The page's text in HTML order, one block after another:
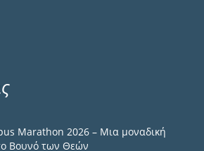
Marathon 2026 – Μια μοναδική
Βουνό των Θεών